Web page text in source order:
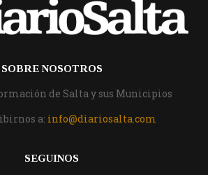
SOBRE NOSOTROS
de Salta y sus Municipios
a: info@diariosalta.com
SEGUINOS